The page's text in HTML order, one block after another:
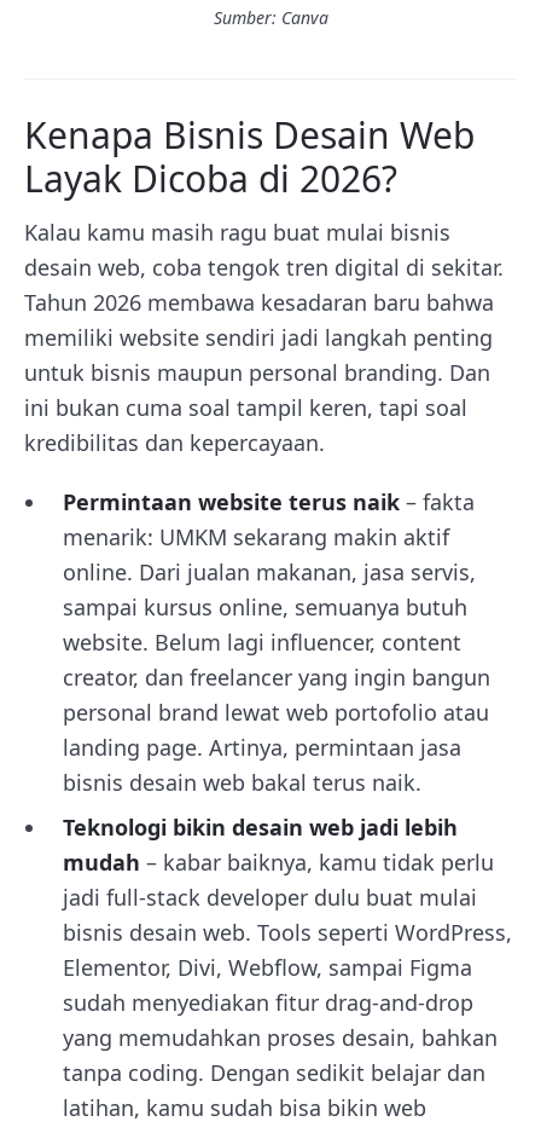
Sumber: Canva
Kenapa Bisnis Desain Web
Layak Dicoba di 2026?
Kalau kamu masih ragu buat mulai bisnis
desain web, coba tengok tren digital di sekitar.
Tahun 2026 membawa kesadaran baru bahwa
memiliki website sendiri jadi langkah penting
untuk bisnis maupun personal branding. Dan
ini bukan cuma soal tampil keren, tapi soal
kredibilitas dan kepercayaan.
Permintaan website terus naik – fakta
menarik: UMKM sekarang makin aktif
online. Dari jualan makanan, jasa servis,
sampai kursus online, semuanya butuh
website. Belum lagi influencer, content
creator, dan freelancer yang ingin bangun
personal brand lewat web portofolio atau
landing page. Artinya, permintaan jasa
bisnis desain web bakal terus naik.
Teknologi bikin desain web jadi lebih
mudah – kabar baiknya, kamu tidak perlu
jadi full-stack developer dulu buat mulai
bisnis desain web. Tools seperti WordPress,
Elementor, Divi, Webflow, sampai Figma
sudah menyediakan fitur drag-and-drop
yang memudahkan proses desain, bahkan
tanpa coding. Dengan sedikit belajar dan
latihan, kamu sudah bisa bikin web